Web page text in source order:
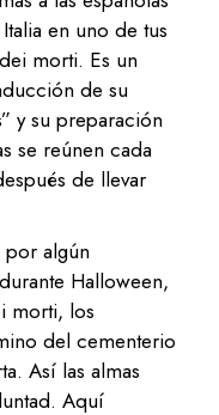
en uno de tus
morti. Es un
de su
y su preparación
se reúnen cada
de llevar
por algún
Halloween,
morti, los
del cementerio
Así las almas
Aquí